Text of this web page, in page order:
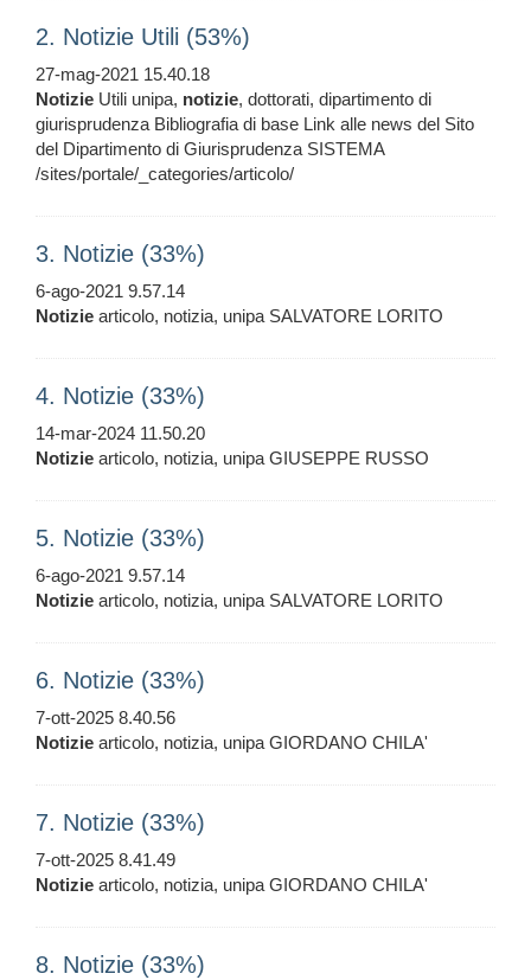
2. Notizie Utili (53%)
27-mag-2021 15.40.18
Notizie Utili unipa, notizie, dottorati, dipartimento di
giurisprudenza Bibliografia di base Link alle news del Sito
del Dipartimento di Giurisprudenza SISTEMA
/sites/portale/_categories/articolo/
3. Notizie (33%)
6-ago-2021 9.57.14
Notizie articolo, notizia, unipa SALVATORE LORITO
4. Notizie (33%)
14-mar-2024 11.50.20
Notizie articolo, notizia, unipa GIUSEPPE RUSSO
5. Notizie (33%)
6-ago-2021 9.57.14
Notizie articolo, notizia, unipa SALVATORE LORITO
6. Notizie (33%)
7-ott-2025 8.40.56
Notizie articolo, notizia, unipa GIORDANO CHILA'
7. Notizie (33%)
7-ott-2025 8.41.49
Notizie articolo, notizia, unipa GIORDANO CHILA'
8. Notizie (33%)